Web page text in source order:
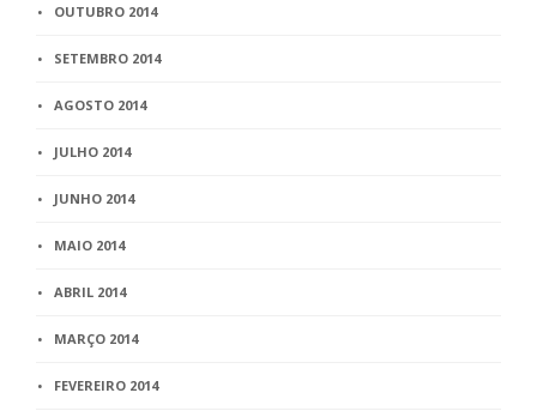
OUTUBRO 2014
SETEMBRO 2014
AGOSTO 2014
JULHO 2014
JUNHO 2014
MAIO 2014
ABRIL 2014
MARÇO 2014
FEVEREIRO 2014